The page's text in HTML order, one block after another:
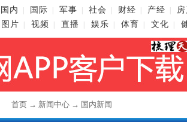
国内 国际 军事 社会 财经 产经
图片 视频 直播 娱乐 体育 文化
首页 → 新闻中心 → 国内新闻